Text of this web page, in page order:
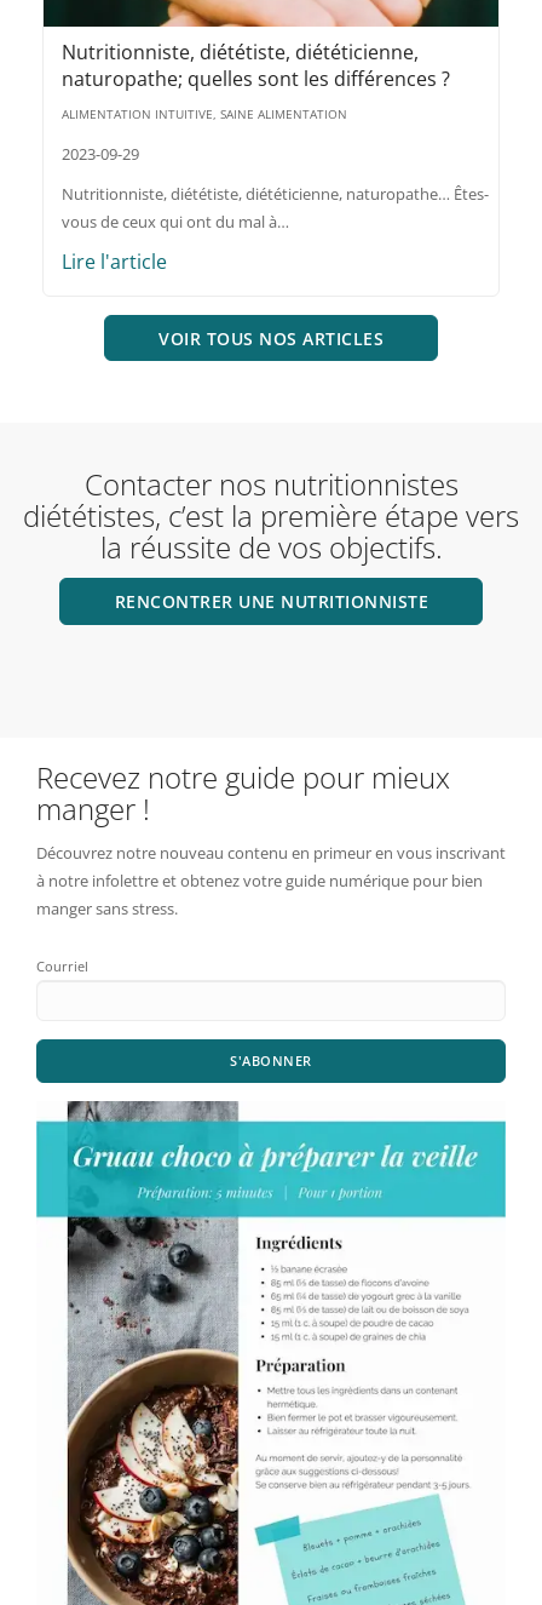
Nutritionniste, diététiste, diététicienne,
naturopathe; quelles sont les différences ?
ALIMENTATION INTUITIVE, SAINE ALIMENTATION
2023-09-29
Nutritionniste, diététiste, diététicienne, naturopathe… Êtes-
vous de ceux qui ont du mal à…
Lire l'article
VOIR TOUS NOS ARTICLES
Contacter nos nutritionnistes
diététistes, c’est la première étape vers
la réussite de vos objectifs.
RENCONTRER UNE NUTRITIONNISTE
Recevez notre guide pour mieux
manger !
Découvrez notre nouveau contenu en primeur en vous inscrivant
à notre infolettre et obtenez votre guide numérique pour bien
manger sans stress.
Courriel
S'ABONNER